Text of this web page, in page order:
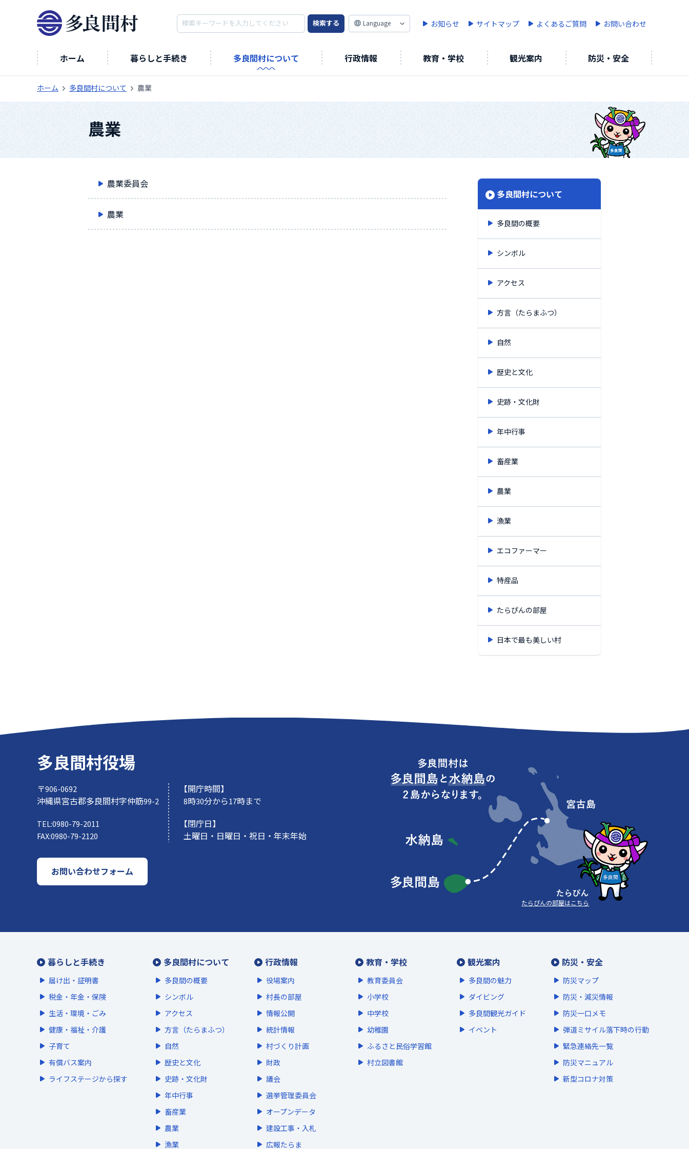
検索する
ホーム 暮らしと手続き 多良間村について 行政情報 教育・学校 観光案内 防災・安全
Language お知らせ サイトマップ よくあるご質問 お問い合わせ
ホーム 多良間村について 農業
農業
農業委員会
農業
多良間村について
多良間の概要
シンボル
アクセス
方言（たらまふつ）
自然
歴史と文化
史跡・文化財
年中行事
畜産業
農業
漁業
エコファーマー
特産品
たらぴんの部屋
日本で最も美しい村
多良間村役場
〒906-0692
沖縄県宮古郡多良間村字仲筋99-2
TEL:0980-79-2011
FAX:0980-79-2120
【開庁時間】
8時30分から17時まで
【閉庁日】
土曜日・日曜日・祝日・年末年始
お問い合わせフォーム
たらぴんの部屋はこちら
暮らしと手続き
届け出・証明書
税金・年金・保険
生活・環境・ごみ
健康・福祉・介護
子育て
有償バス案内
ライフステージから探す
多良間村について
多良間の概要
シンボル
アクセス
方言（たらまふつ）
自然
歴史と文化
史跡・文化財
年中行事
畜産業
農業
漁業
行政情報
役場案内
村長の部屋
情報公開
統計情報
村づくり計画
財政
議会
選挙管理委員会
オープンデータ
建設工事・入札
広報たらま
教育・学校
教育委員会
小学校
中学校
幼稚園
ふるさと民俗学習館
村立図書館
観光案内
多良間の魅力
ダイビング
多良間観光ガイド
イベント
防災・安全
防災マップ
防災・減災情報
防災一口メモ
弾道ミサイル落下時の行動
緊急連絡先一覧
防災マニュアル
新型コロナ対策